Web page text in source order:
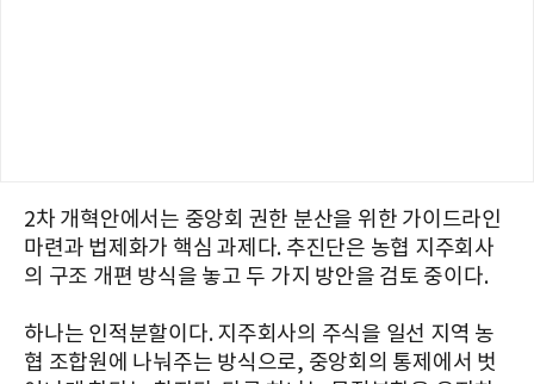
2차 개혁안에서는 중앙회 권한 분산을 위한 가이드라인
마련과 법제화가 핵심 과제다. 추진단은 농협 지주회사
의 구조 개편 방식을 놓고 두 가지 방안을 검토 중이다.
하나는 인적분할이다. 지주회사의 주식을 일선 지역 농
협 조합원에 나눠주는 방식으로, 중앙회의 통제에서 벗